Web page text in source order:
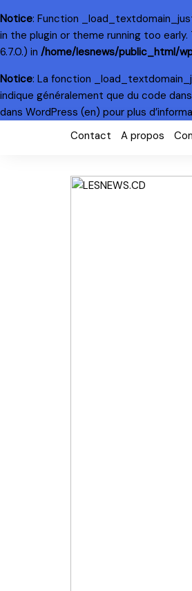
Notice: Function
in the plugin or theme running too
6.7.0.) in /home/lesnews/public_html/
Notice: La fonction
indique généralement que du code
dans WordPress (en) pour plus
Contact A propos